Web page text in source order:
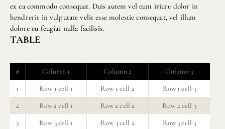
ex ea commodo consequat. Duis autem vel eum iriure dolor in
hendrerit in vulputate velit esse molestie consequat, vel illum
dolore eu feugiat nulla facilisis.
TABLE
# Column 1 Column 2
Column 3
1
Row 1 cell 1 Row 1 cell 2
Row 1 cell 3
2
Row 2 cell 1 Row 2 cell 2
Row 2 cell 3
3
Row 3 cell 1 Row 3 cell 2
Row 3 cell 3